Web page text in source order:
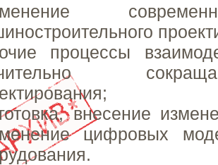
процессы
внесение
цифровых